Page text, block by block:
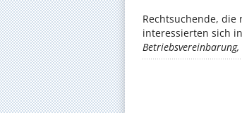
Rechtsuchende,
interessierten sich